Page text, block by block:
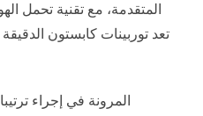
المتقدمة، مع تقنية تحمل
تعد توربينات كابستون
المرونة في إجراء